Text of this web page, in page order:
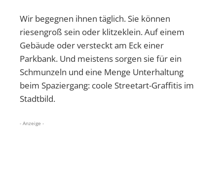
Wir begegnen ihnen täglich. Sie können
riesengroß sein oder klitzeklein. Auf einem
Gebäude oder versteckt am Eck einer
Parkbank. Und meistens sorgen sie für ein
Schmunzeln und eine Menge Unterhaltung
beim Spaziergang: coole Streetart-Graffitis im
Stadtbild.
- Anzeige -